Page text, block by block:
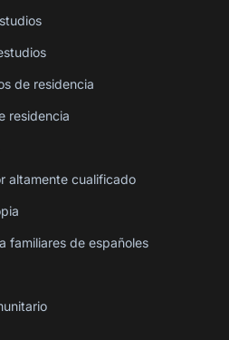
de residencia
residencia
altamente cualificado
familiares de españoles